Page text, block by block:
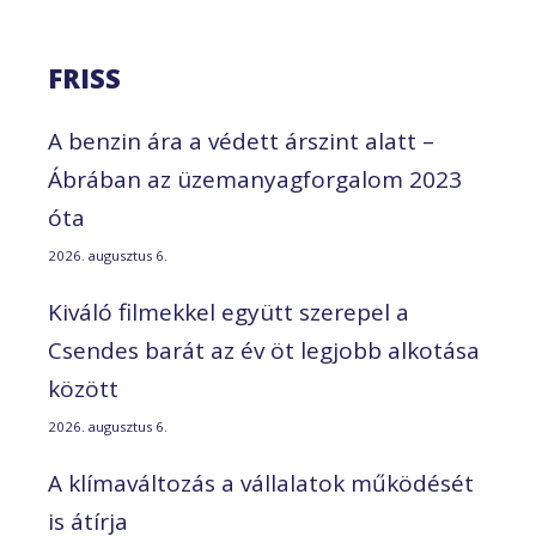
FRISS
A benzin ára a védett árszint alatt –
Ábrában az üzemanyagforgalom 2023
óta
2026. augusztus 6.
Kiváló filmekkel együtt szerepel a
Csendes barát az év öt legjobb alkotása
között
2026. augusztus 6.
A klímaváltozás a vállalatok működését
is átírja